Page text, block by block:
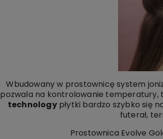
Wbudowany w prostownicę system
pozwala na kontrolowanie temperatury,
technologypłytki bardzo szybko się
futerał,
Prostownica Evolve